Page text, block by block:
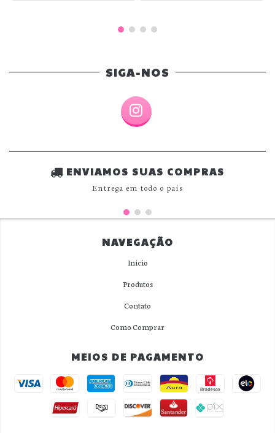
SIGA-NOS
ENVIAMOS SUAS COMPRAS
Entrega em todo o país
NAVEGAÇÃO
Início
Produtos
Contato
Como Comprar
MEIOS DE PAGAMENTO